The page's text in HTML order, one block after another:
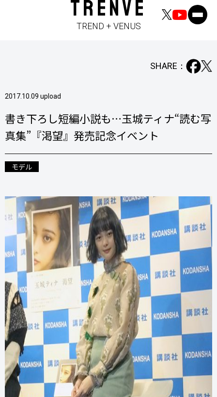
TRENVE
TREND + VENUS
2017.10.09 upload
SHARE：
書き下ろし短編小説も…玉城ティナ“読む写
真集”『渇望』発売記念イベント
モデル